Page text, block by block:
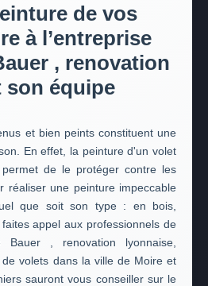
de vos
à l’entreprise
, renovation
son équipe
et bien peints constituent une
En effet, la peinture d'un volet
de le protéger contre les
réaliser une peinture impeccable
que soit son type : en bois,
appel aux professionnels de
Bauer , renovation lyonnaise,
volets dans la ville de Moire et
sauront vous conseiller sur le